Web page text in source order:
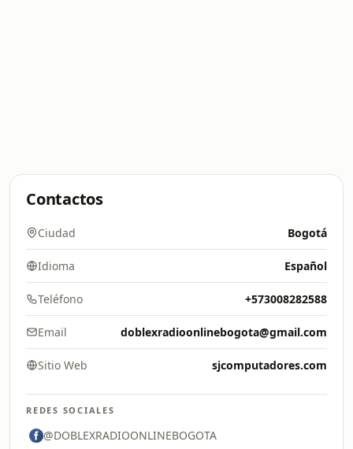
Contactos
Ciudad Bogotá
Idioma Español
Teléfono +573008282588
Email doblexradioonlinebogota@gmail.com
Sitio Web sjcomputadores.com
REDES SOCIALES
@DOBLEXRADIOONLINEBOGOTA